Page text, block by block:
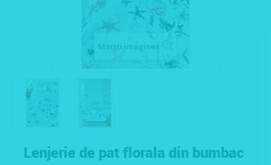
Mariti imaginea
Lenjerie de pat florala din bumbac